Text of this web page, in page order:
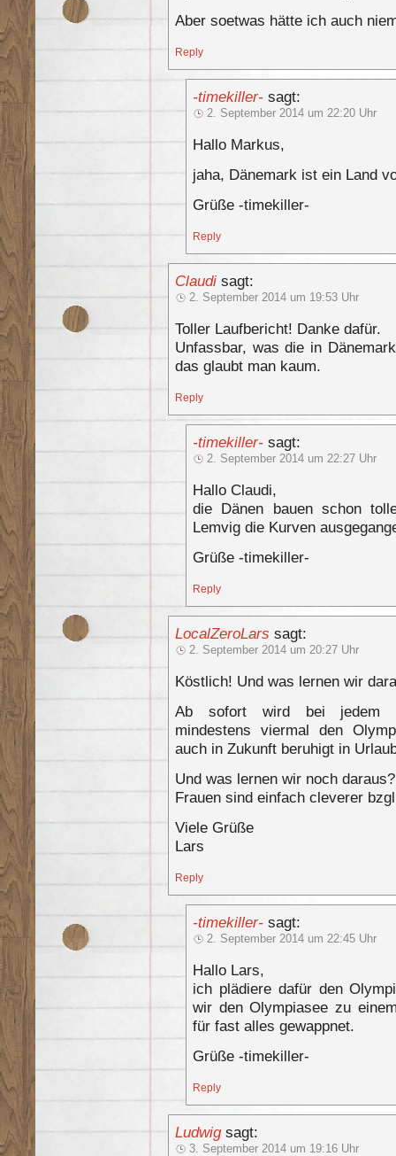
Aber soetwas hätte ich auch
Reply
-timekiller- sagt:
2. September 2014 um 22:20 Uhr
Hallo Markus,
jaha, Dänemark ist ein Land
Grüße -timekiller-
Reply
Claudi sagt:
2. September 2014 um 19:53 Uhr
Toller Laufbericht! Danke dafür.
Unfassbar, was die in
das glaubt man kaum.
Reply
-timekiller- sagt:
2. September 2014 um 22:27 Uhr
Hallo Claudi,
die Dänen bauen schon
Lemvig die Kurven
Grüße -timekiller-
Reply
LocalZeroLars sagt:
2. September 2014 um 20:27 Uhr
Köstlich! Und was lernen wir
Ab sofort wird bei jedem
mindestens viermal den
auch in Zukunft beruhigt in
Und was lernen wir noch daraus?
Frauen sind einfach cleverer
Viele Grüße
Lars
Reply
-timekiller- sagt:
2. September 2014 um 22:45 Uhr
Hallo Lars,
ich plädiere dafür den
wir den Olympiasee zu
für fast alles gewappnet.
Grüße -timekiller-
Reply
Ludwig sagt:
3. September 2014 um 19:16 Uhr